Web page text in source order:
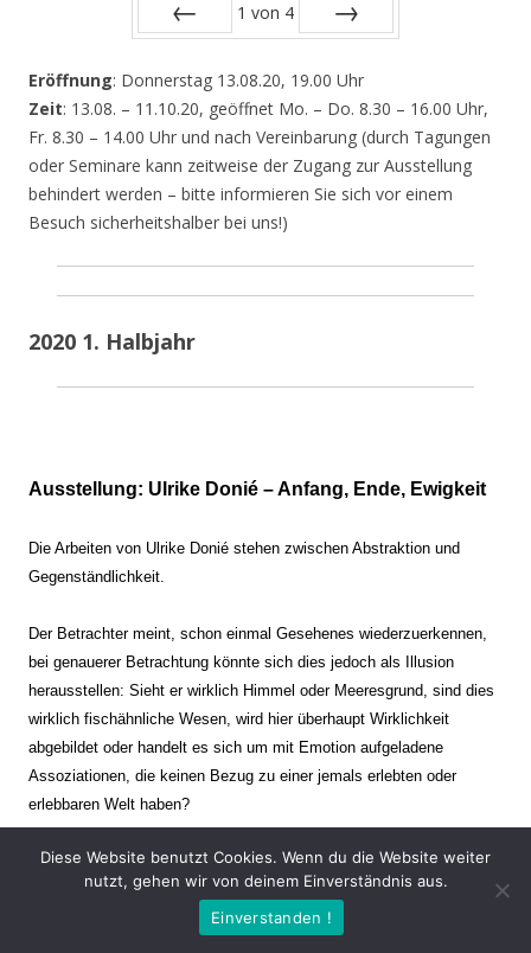
1 von 4
Eröffnung: Donnerstag 13.08.20, 19.00 Uhr
Zeit: 13.08. – 11.10.20, geöffnet Mo. – Do. 8.30 – 16.00 Uhr,
Fr. 8.30 – 14.00 Uhr und nach Vereinbarung (durch Tagungen
oder Seminare kann zeitweise der Zugang zur Ausstellung
behindert werden – bitte informieren Sie sich vor einem
Besuch sicherheitshalber bei uns!)
2020 1. Halbjahr
Ausstellung: Ulrike Donié – Anfang, Ende, Ewigkeit
Die Arbeiten von Ulrike Donié stehen zwischen Abstraktion und
Gegenständlichkeit.
Der Betrachter meint, schon einmal Gesehenes wiederzuerkennen,
bei genauerer Betrachtung könnte sich dies jedoch als Illusion
herausstellen: Sieht er wirklich Himmel oder Meeresgrund, sind dies
wirklich fischähnliche Wesen, wird hier überhaupt Wirklichkeit
abgebildet oder handelt es sich um mit Emotion aufgeladene
Assoziationen, die keinen Bezug zu einer jemals erlebten oder
erlebbaren Welt haben?
Verharren und Dynamik stehen sich dabei gegenüber. Zeit steht still
oder verrinnt im Nu. Es soll dabei eine Spannung, auch farblich, bis
zur Schmerzgrenze erzeugt werden. Die Arbeiten stellen ambivalente
Diese Website benutzt Cookies. Wenn du die Website weiter
nutzt, gehen wir von deinem Einverständnis aus.
Einverstanden !